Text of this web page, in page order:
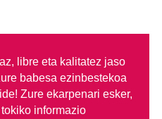
libre eta kalitatez jaso
babesa ezinbestekoa
Zure ekarpenari esker,
informazio